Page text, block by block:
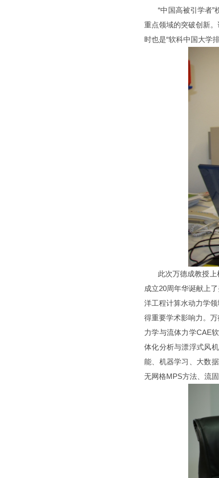
“中国高被引学者
重点领域的突破创新
时也是“软科中国大学
此次万德成教授
成立20周年华诞献上
洋工程计算水动力学
得重要学术影响力。
力学与流体力学CAE
体化分析与漂浮式风
能、机器学习、大数
无网格MPS方法、流